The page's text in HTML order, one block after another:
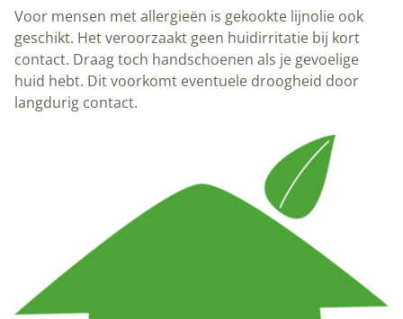
Voor mensen met allergieën is gekookte lijnolie ook
geschikt. Het veroorzaakt geen huidirritatie bij kort
contact. Draag toch handschoenen als je gevoelige
huid hebt. Dit voorkomt eventuele droogheid door
langdurig contact.